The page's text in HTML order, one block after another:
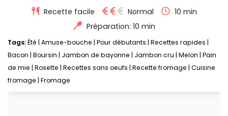
Recette facile Normal
10 min
Préparation: 10 min
Tags:Été Amuse-bouche Pour débutants Recettes rapides
Bacon Boursin Jambon de bayonne Jambon cru Melon Pain
de mie Rosette Recettes sans oeufs Recette fromage Cuisine
fromage Fromage